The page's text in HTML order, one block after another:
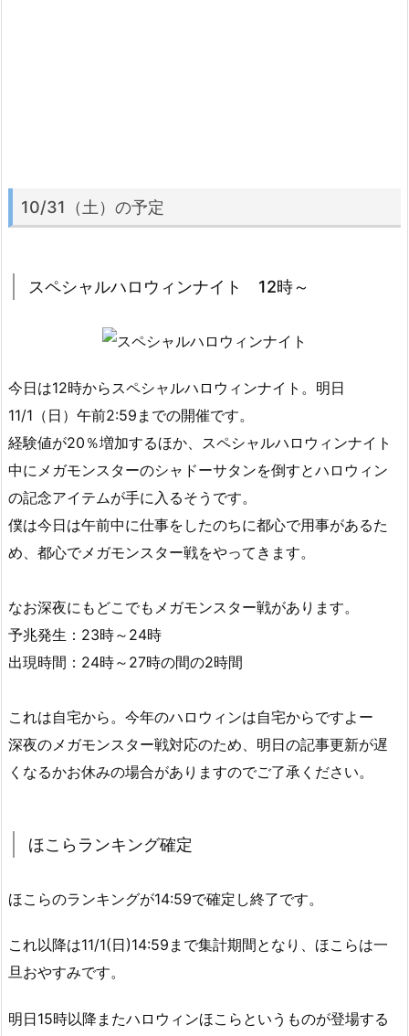
10/31（土）の予定
スペシャルハロウィンナイト 12時～
今日は12時からスペシャルハロウィンナイト。明日
11/1（日）午前2:59までの開催です。
経験値が20％増加するほか、スペシャルハロウィンナイト
中にメガモンスターのシャドーサタンを倒すとハロウィン
の記念アイテムが手に入るそうです。
僕は今日は午前中に仕事をしたのちに都心で用事があるた
め、都心でメガモンスター戦をやってきます。
なお深夜にもどこでもメガモンスター戦があります。
予兆発生：23時～24時
出現時間：24時～27時の間の2時間
これは自宅から。今年のハロウィンは自宅からですよー
深夜のメガモンスター戦対応のため、明日の記事更新が遅
くなるかお休みの場合がありますのでご了承ください。
ほこらランキング確定
ほこらのランキングが14:59で確定し終了です。
これ以降は11/1(日)14:59まで集計期間となり、ほこらは一
旦おやすみです。
明日15時以降またハロウィンほこらというものが登場する